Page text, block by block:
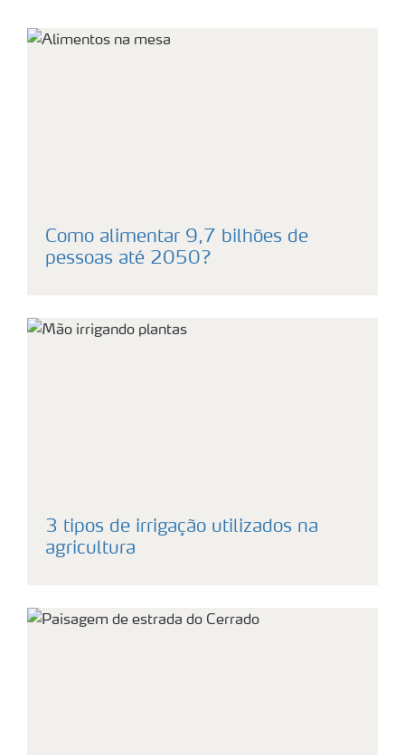
Como alimentar 9,7 bilhões de
pessoas até 2050?
3 tipos de irrigação utilizados na
agricultura